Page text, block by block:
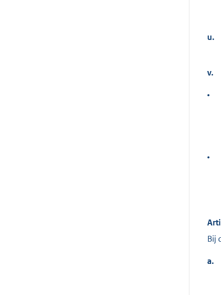
u.
v.
•
•
Bij
a.